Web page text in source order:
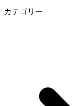
カテゴリー